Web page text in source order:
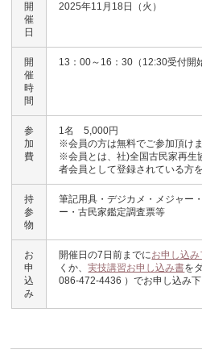
開
催
日
2025年11月18日（火）
開
催
時
間
13：00～16：30（12:30受付開
参
加
費
1名 5,000円
※会員の方は無料でご参加頂けま
※会員とは、社)全国古民家再生
者会員として登録されている方
持
参
物
筆記用具・デジカメ・メジャー
ー・古民家鑑定調査票等
お
申
込
み
開催日の7日前までにお申し込
くか、実技講習お申し込み書を
086-472-4436 ）でお申し込み下